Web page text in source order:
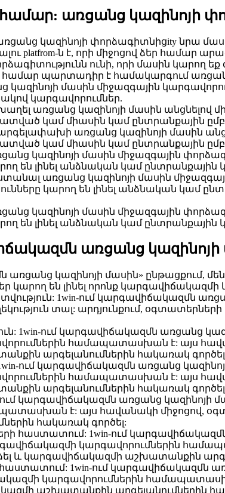
ի համար: առցանց կազինոյի
կազինոյի փորձագիտնիցity նրա
platfrom-ն է, որի միջոցով ձեր համար
ունի, որի մասին կարող
համար պարտադիր է համակարգում
կազինոյի մասին միջազգային
կարգավորումներ.
խաղել առցանց կազինոյի մասին անցնելով
կամ միասին կամ ընտրանքային
արգելափախի առցանց կազինոյի մասին
կամ միասին կամ ընտրանքային
կազինոյի մասին միջազգային
են լինել անձնական կամ
ստանալ առցանց կազինոյի մասին
կարող են լինել անձնական կամ
կազինոյի մասին միջազգային
են լինել անձնական կամ
առցանց կազինոյի
առցանց կազինոյի մասին» ընթացքում,
կարող են լինել որոնք
1win-ում կարգավիճակազմն
տալ: արդյունքում, օգտատերների
1win-ում կարգավիճակազմն առցանց
համապատասխան է: այս
արգելանումներին հակառակ
ում կարգավիճակազմն առցանց
համապատասխան է: այս
արգելանումներին հակառակ
կարգավիճակազմն առցանց կազինոյի
է: այս հավանակի միջոցով,
հակառակ գործել:
հաստատում: 1win-ում
կարգավորումներին
և կարգավիճակազմի աշխատանքին
1win-ում կարգավիճակազմն
կարգավորումներին
աշխատանքին արգելանումներին